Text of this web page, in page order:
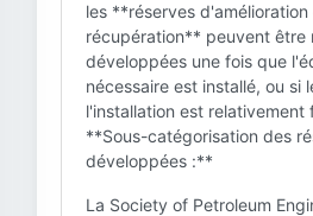
les **réserves d'amélioration
récupération** peuvent être
développées une fois que
nécessaire est installé, ou si
l'installation est relativement
**Sous-catégorisation des
développées :**
La Society of Petroleum